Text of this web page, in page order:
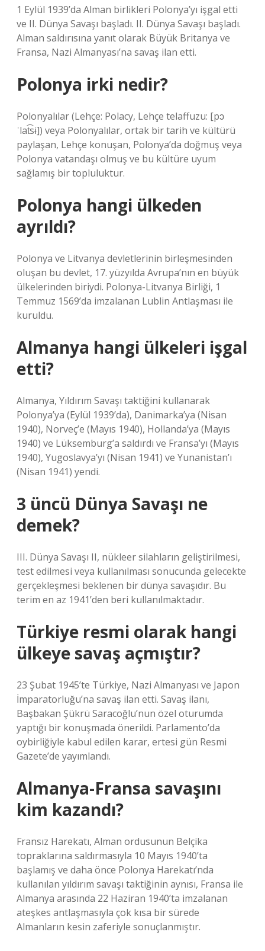
1 Eylül 1939’da Alman birlikleri Polonya’yı işgal etti
ve II. Dünya Savaşı başladı. II. Dünya Savaşı başladı.
Alman saldırısına yanıt olarak Büyük Britanya ve
Fransa, Nazi Almanyası’na savaş ilan etti.
Polonya irki nedir?
Polonyalılar (Lehçe: Polacy, Lehçe telaffuzu: [pɔ
ˈlat͡sɨ]) veya Polonyalılar, ortak bir tarih ve kültürü
paylaşan, Lehçe konuşan, Polonya’da doğmuş veya
Polonya vatandaşı olmuş ve bu kültüre uyum
sağlamış bir topluluktur.
Polonya hangi ülkeden
ayrıldı?
Polonya ve Litvanya devletlerinin birleşmesinden
oluşan bu devlet, 17. yüzyılda Avrupa’nın en büyük
ülkelerinden biriydi. Polonya-Litvanya Birliği, 1
Temmuz 1569’da imzalanan Lublin Antlaşması ile
kuruldu.
Almanya hangi ülkeleri işgal
etti?
Almanya, Yıldırım Savaşı taktiğini kullanarak
Polonya’ya (Eylül 1939’da), Danimarka’ya (Nisan
1940), Norveç’e (Mayıs 1940), Hollanda’ya (Mayıs
1940) ve Lüksemburg’a saldırdı ve Fransa’yı (Mayıs
1940), Yugoslavya’yı (Nisan 1941) ve Yunanistan’ı
(Nisan 1941) yendi.
3 üncü Dünya Savaşı ne
demek?
III. Dünya Savaşı II, nükleer silahların geliştirilmesi,
test edilmesi veya kullanılması sonucunda gelecekte
gerçekleşmesi beklenen bir dünya savaşıdır. Bu
terim en az 1941’den beri kullanılmaktadır.
Türkiye resmi olarak hangi
ülkeye savaş açmıştır?
23 Şubat 1945’te Türkiye, Nazi Almanyası ve Japon
İmparatorluğu’na savaş ilan etti. Savaş ilanı,
Başbakan Şükrü Saracoğlu’nun özel oturumda
yaptığı bir konuşmada önerildi. Parlamento’da
oybirliğiyle kabul edilen karar, ertesi gün Resmi
Gazete’de yayımlandı.
Almanya-Fransa savaşını
kim kazandı?
Fransız Harekatı, Alman ordusunun Belçika
topraklarına saldırmasıyla 10 Mayıs 1940’ta
başlamış ve daha önce Polonya Harekatı’nda
kullanılan yıldırım savaşı taktiğinin aynısı, Fransa ile
Almanya arasında 22 Haziran 1940’ta imzalanan
ateşkes antlaşmasıyla çok kısa bir sürede
Almanların kesin zaferiyle sonuçlanmıştır.